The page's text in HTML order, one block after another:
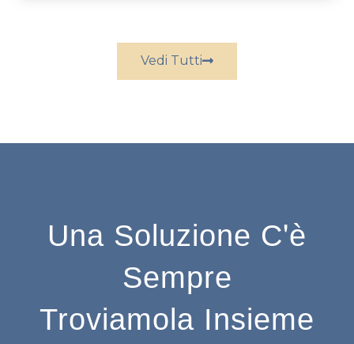
Vedi Tutti
Una Soluzione C'è
Sempre
Troviamola Insieme